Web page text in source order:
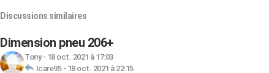
Discussions similaires
Dimension pneu 206+
Tony- 18 oct. 2021 à 17:03
Icare95- 18 oct. 2021 à 22:15